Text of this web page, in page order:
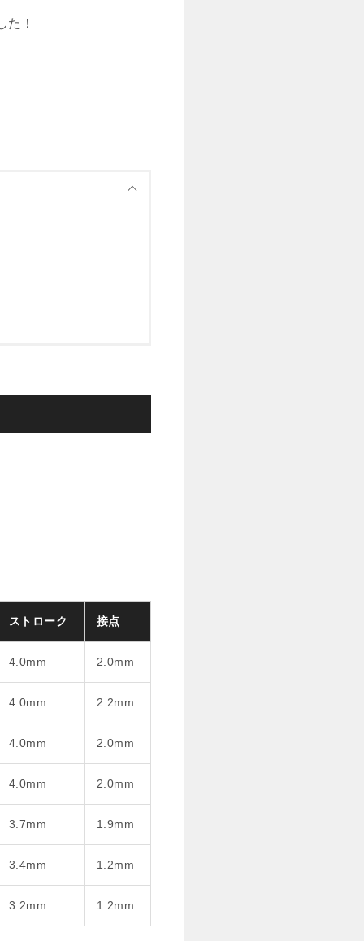
た！
ストローク 接点
4.0mm 2.0mm
4.0mm 2.2mm
4.0mm 2.0mm
4.0mm 2.0mm
3.7mm 1.9mm
3.4mm 1.2mm
3.2mm 1.2mm